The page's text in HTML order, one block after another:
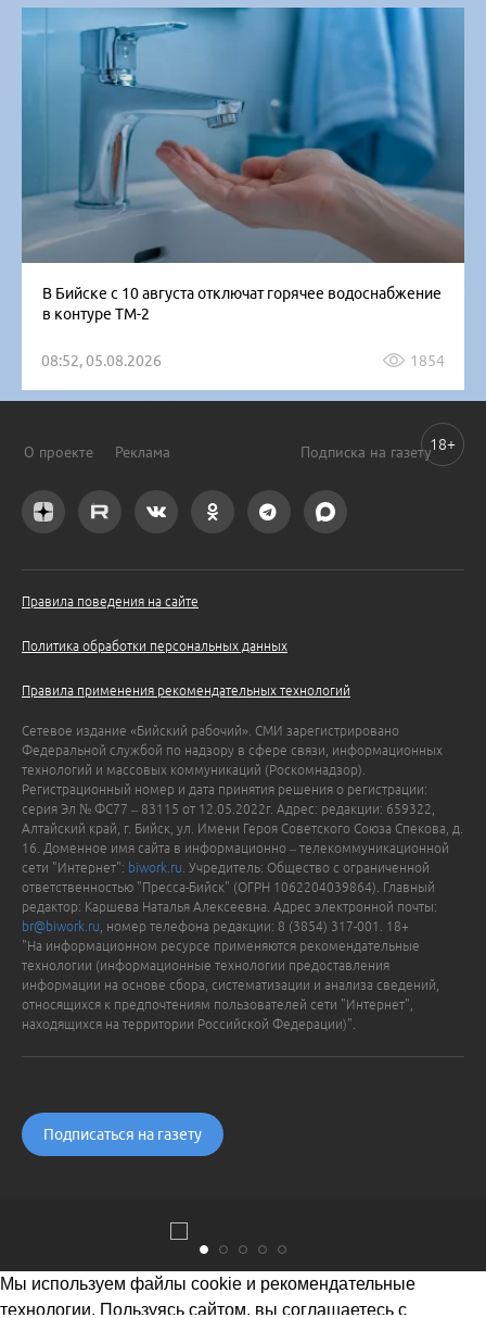
В Бийске с 10 августа отключат горячее водоснабжение
в контуре ТМ-2
08:52, 05.08.2026 1854
О проекте Реклама Подписка на газету
Правила поведения на сайте
Политика обработки персональных данных
Правила применения рекомендательных технологий
Сетевое издание «Бийский рабочий». СМИ зарегистрировано
Федеральной службой по надзору в сфере связи, информационных
технологий и массовых коммуникаций (Роскомнадзор).
Регистрационный номер и дата принятия решения о регистрации:
серия Эл № ФС77 – 83115 от 12.05.2022г. Адрес: редакции: 659322,
Алтайский край, г. Бийск, ул. Имени Героя Советского Союза Спекова, д.
16. Доменное имя сайта в информационно – телекоммуникационной
сети "Интернет": biwork.ru . Учредитель: Общество с ограниченной
ответственностью "Пресса-Бийск" (ОГРН 1062204039864). Главный
редактор: Каршева Наталья Алексеевна. Адрес электронной почты:
br@biwork.ru , номер телефона редакции: 8 (3854) 317-001. 18+
"На информационном ресурсе применяются рекомендательные
технологии (информационные технологии предоставления
информации на основе сбора, систематизации и анализа сведений,
относящихся к предпочтениям пользователей сети "Интернет",
находящихся на территории Российской Федерации)".
Подписаться на газету
18+
Мы используем файлы cookie и рекомендательные
технологии. Пользуясь сайтом, вы соглашаетесь с